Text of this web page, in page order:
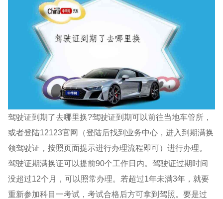
驾驶证到期了去哪里换?驾驶证到期可以前往当地车管所，
或者登陆12123官网（登陆后找到业务中心，进入到期满换
领驾驶证，按照页面提示进行办理流程即可）进行办理。
驾驶证期满换证可以提前90个工作日内。驾驶证过期时间
没超过12个月，可以照常办理。若超过1年未满3年，就要
重新参加科目一考试，考试合格后方可拿到驾照。要是过